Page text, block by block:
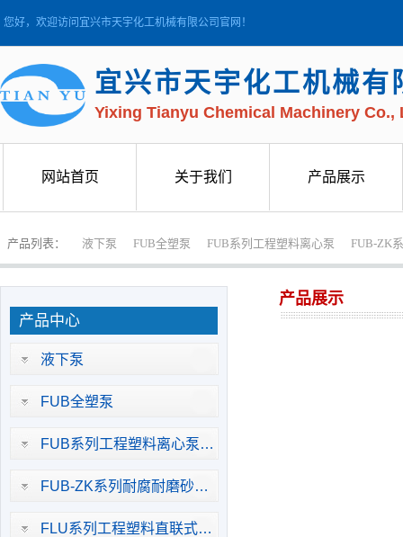
您好，欢迎访问宜兴市天宇化工机械有限公司官网！
宜兴市天宇化工机械有
Yixing Tianyu Chemical Machinery Co.,
网站首页
网站首页
关于我们
关于我们
产品展示
产品展示
产品列表： 液下泵 FUB全塑泵 FUB系列工程塑料离心泵 FUB-ZK
产品中心
液下泵
FUB全塑泵
FUB系列工程塑料离心泵…
FUB-ZK系列耐腐耐磨砂…
FLU系列工程塑料直联式…
产品展示